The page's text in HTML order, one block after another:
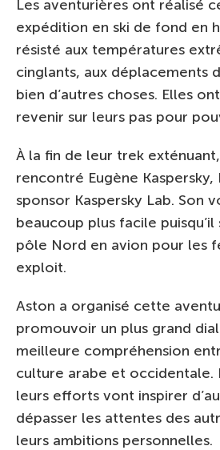
Les aventurières ont réalisé
expédition en ski de fond en
résisté aux températures
cinglants, aux déplacements
bien d’autres choses. Elles
revenir sur leurs pas pour
À la fin de leur trek
rencontré Eugène Kaspersky,
sponsor Kaspersky Lab. Son
beaucoup plus facile puisqu’il
pôle Nord en avion pour les
exploit.
Aston a organisé cette
promouvoir un plus grand
meilleure compréhension
culture arabe et occidentale.
leurs efforts vont inspirer
dépasser les attentes des
leurs ambitions personnelles.